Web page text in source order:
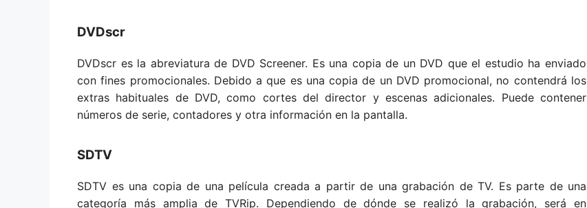
DVDscr
DVDscr es la abreviatura de DVD Screener. Es una copia de un DVD que el estudio ha enviado
con fines promocionales. Debido a que es una copia de un DVD promocional, no contendrá los
extras habituales de DVD, como cortes del director y escenas adicionales. Puede contener
números de serie, contadores y otra información en la pantalla.
SDTV
SDTV es una copia de una película creada a partir de una grabación de TV. Es parte de una
categoría más amplia de TVRip. Dependiendo de dónde se realizó la grabación, será en